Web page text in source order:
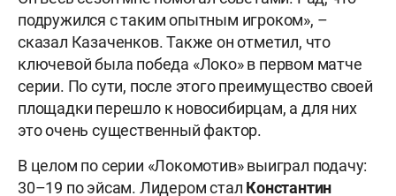
подружился с таким опытным игроком», –
сказал Казаченков. Также он отметил, что
ключевой была победа «Локо» в первом матче
серии. По сути, после этого преимущество своей
площадки перешло к новосибирцам, а для них
это очень существенный фактор.
В целом по серии «Локомотив» выиграл подачу:
30–19 по эйсам. Лидером стал Константин